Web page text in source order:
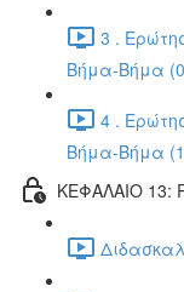
3 .
Βήμα-Βήμα
4 .
Βήμα-Βήμα
ΚΕΦΑΛΑΙΟ 13: